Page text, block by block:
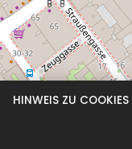
HINWEIS ZU COOKIES